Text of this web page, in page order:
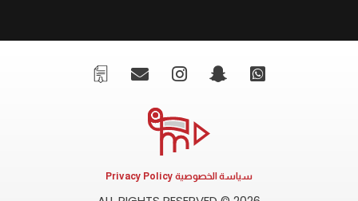
سياسة الخصوصية Privacy Policy